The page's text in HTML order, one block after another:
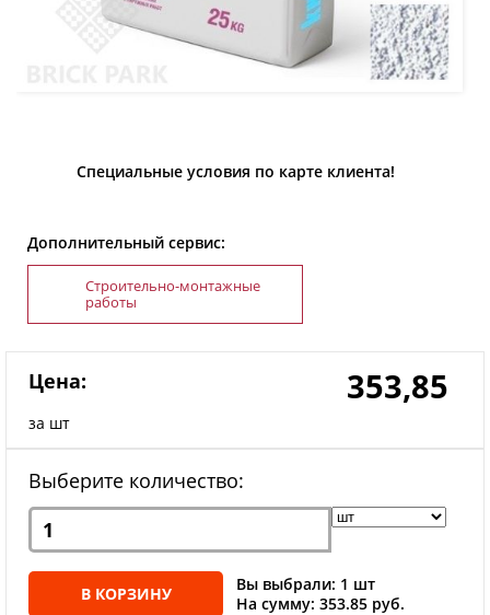
Специальные условия по карте клиента!
Дополнительный сервис:
Строительно-монтажные
работы
Цена:
за шт
353,85
Выберите количество:
В КОРЗИНУ
Вы выбрали: 1 шт
На сумму: 353.85 руб.